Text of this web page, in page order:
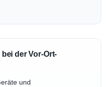
der Vor-Ort-
und